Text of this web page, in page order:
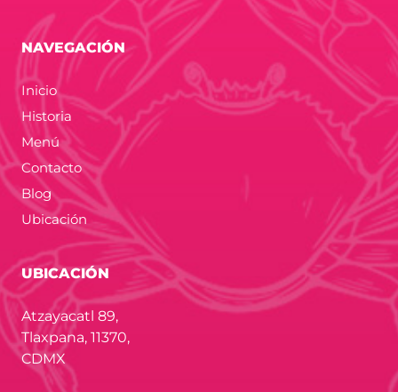
NAVEGACIÓN
Inicio
Historia
Menú
Contacto
Blog
Ubicación
UBICACIÓN
Atzayacatl 89,
Tlaxpana, 11370,
CDMX